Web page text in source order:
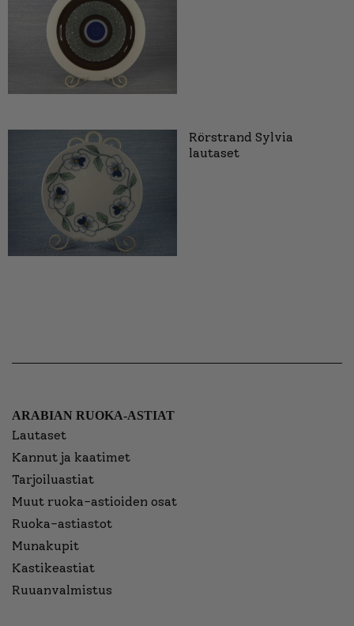
Rörstrand Sylvia
lautaset
ARABIAN RUOKA-ASTIAT
Lautaset
Kannut ja kaatimet
Tarjoiluastiat
Muut ruoka-astioiden osat
Ruoka-astiastot
Munakupit
Kastikeastiat
Ruuanvalmistus